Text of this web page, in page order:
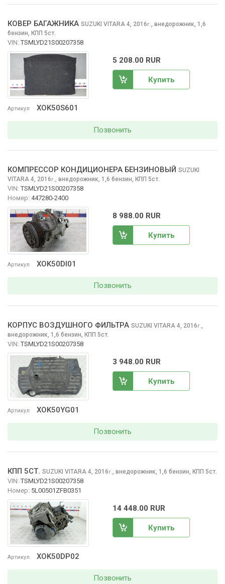
Артикул XOK50S601
КОВЕР БАГАЖНИКА SUZUKI VITARA 4, 2016г., внедорожник, 1,6
бензин, КПП 5ст.
VIN: TSMLYD21S00207358
5 208.00 RUR
Купить
Позвонить
Артикул XOK50DI01
КОМПРЕССОР КОНДИЦИОНЕРА БЕНЗИНОВЫЙ SUZUKI
VITARA 4, 2016г., внедорожник, 1,6 бензин, КПП 5ст.
VIN: TSMLYD21S00207358
Номер: 447280-2400
8 988.00 RUR
Купить
Позвонить
Артикул XOK50YG01
КОРПУС ВОЗДУШНОГО ФИЛЬТРА SUZUKI VITARA 4, 2016г.,
внедорожник, 1,6 бензин, КПП 5ст.
VIN: TSMLYD21S00207358
3 948.00 RUR
Купить
Позвонить
Артикул XOK50DP02
КПП 5СТ. SUZUKI VITARA 4, 2016г., внедорожник, 1,6 бензин, КПП 5ст.
VIN: TSMLYD21S00207358
Номер: 5L00501ZFB0351
14 448.00 RUR
Купить
Позвонить